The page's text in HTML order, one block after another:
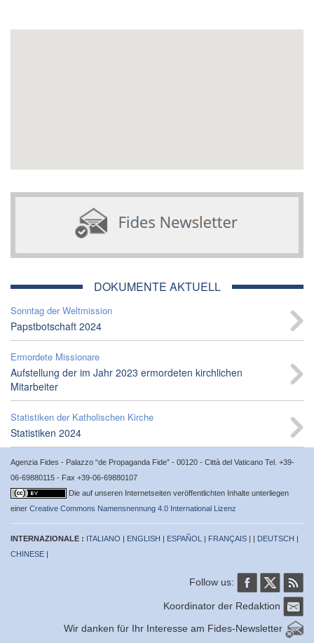
DOKUMENTE AKTUELL
Sonntag der Weltmission
Papstbotschaft 2024
Ermordete Missionare
Aufstellung der im Jahr 2023 ermordeten kirchlichen
Mitarbeiter
Statistiken der Katholischen Kirche
Statistiken 2024
Agenzia Fides - Palazzo “de Propaganda Fide” - 00120 - Città del Vaticano Tel. +39-
06-69880115 - Fax +39-06-69880107
Die auf unseren Internetseiten veröffentlichten Inhalte unterliegen
einer Creative Commons Namensnennung 4.0 International Lizenz
INTERNAZIONALE : ITALIANO | ENGLISH | ESPAÑOL | FRANÇAIS | | DEUTSCH |
CHINESE |
Follow us:
Koordinator der Redaktion
Wir danken für Ihr Interesse am Fides-Newsletter